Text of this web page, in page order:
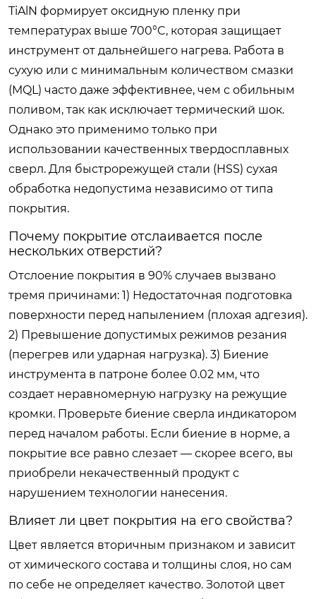
TiAlN формирует оксидную пленку при
температурах выше 700°C, которая защищает
инструмент от дальнейшего нагрева. Работа в
сухую или с минимальным количеством смазки
(MQL) часто даже эффективнее, чем с обильным
поливом, так как исключает термический шок.
Однако это применимо только при
использовании качественных твердосплавных
сверл. Для быстрорежущей стали (HSS) сухая
обработка недопустима независимо от типа
покрытия.
Почему покрытие отслаивается после
нескольких отверстий?
Отслоение покрытия в 90% случаев вызвано
тремя причинами: 1) Недостаточная подготовка
поверхности перед напылением (плохая адгезия).
2) Превышение допустимых режимов резания
(перегрев или ударная нагрузка). 3) Биение
инструмента в патроне более 0.02 мм, что
создает неравномерную нагрузку на режущие
кромки. Проверьте биение сверла индикатором
перед началом работы. Если биение в норме, а
покрытие все равно слезает — скорее всего, вы
приобрели некачественный продукт с
нарушением технологии нанесения.
Влияет ли цвет покрытия на его свойства?
Цвет является вторичным признаком и зависит
от химического состава и толщины слоя, но сам
по себе не определяет качество. Золотой цвет